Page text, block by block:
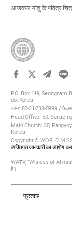
आजकल यीशु के पवित्र
P.O. Box 119, Seongnam
do, Korea
फ़ोन: 82-31-738-5999 /
Head Office: 50, Sunae-
Main Church: 35,
Korea
Copyright © WORLD
व्यक्तिगत जानकारी का उपयोग
WATV, “Witness of
है।
पूछताछ